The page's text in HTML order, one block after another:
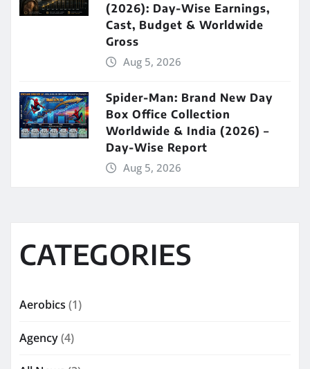
(2026): Day-Wise Earnings,
Cast, Budget & Worldwide
Gross
Aug 5, 2026
Spider-Man: Brand New Day
Box Office Collection
Worldwide & India (2026) –
Day-Wise Report
Aug 5, 2026
CATEGORIES
Aerobics (1)
Agency(4)